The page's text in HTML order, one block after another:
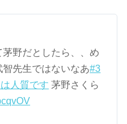
野だとしたら、、め
先生ではないなあ#3
人質です 茅野さくら